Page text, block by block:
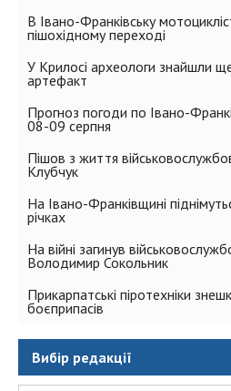
В Івано-Франківську
пішохідному переході
У Крилосі археологи знайшли
артефакт
Прогноз погоди по Івано-
08-09 серпня
Пішов з життя
Клубчук
На Івано-Франківщині
річках
На війні загинув
Володимир Сокольник
Прикарпатські піротехніки
боєприпасів
Вибір редакції